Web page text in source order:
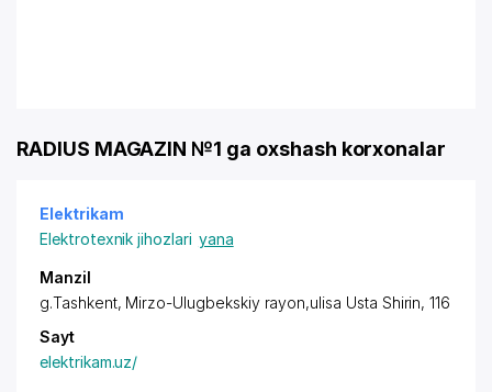
RADIUS MAGAZIN №1 ga oxshash korxonalar
Elektrikam
Elektrotexnik jihozlari yana
Manzil
g.Tashkent, Mirzo-Ulugbekskiy rayon,ulisa Usta Shirin, 116
Sayt
elektrikam.uz/